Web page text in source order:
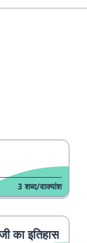
3 शब्द/वाक्यांश
का इतिहास